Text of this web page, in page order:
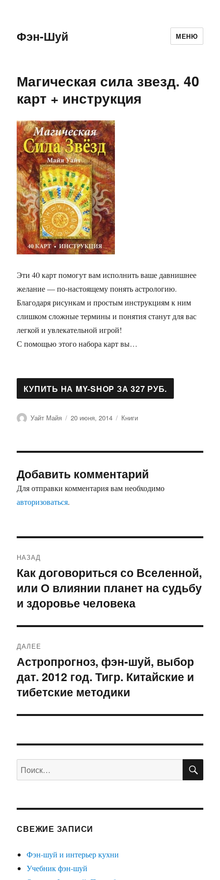
Фэн-Шуй МЕНЮ
Магическая сила звезд. 40
карт + инструкция
Эти 40 карт помогут вам исполнить ваше давнишнее
желание — по-настоящему понять астрологию.
Благодаря рисункам и простым инструкциям к ним
слишком сложные термины и понятия станут для вас
легкой и увлекательной игрой!
С помощью этого набора карт вы…
Автор
Уайт Майя Опубликовано
20 июня, 2014 Рубрики
Книги
Добавить комментарий
Для отправки комментария вам необходимо
авторизоваться.
по
записям
НАЗАД
Предыдущая
запись:
Как договориться со Вселенной,
или О влиянии планет на судьбу
и здоровье человека
ДАЛЕЕ
Следующая
запись:
Астропрогноз, фэн-шуй, выбор
дат. 2012 год. Тигр. Китайские и
тибетские методики
Искать:
СВЕЖИЕ ЗАПИСИ
Фэн-шуй и интерьер кухни
Учебник фэн-шуй